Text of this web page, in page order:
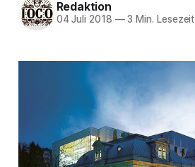
Redaktion
04 Juli 2018 —3 Min. Lesezeit